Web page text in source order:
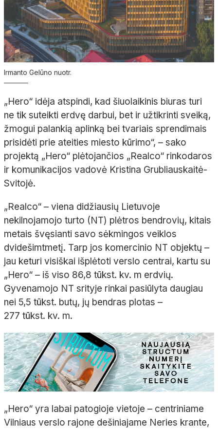
Irmanto Gelūno nuotr.
„Hero“ idėja atspindi, kad šiuolaikinis biuras turi
ne tik suteikti erdvę darbui, bet ir užtikrinti sveiką,
žmogui palankią aplinką bei tvariais sprendimais
prisidėti prie ateities miesto kūrimo“, – sako
projektą „Hero“ plėtojančios „Realco“ rinkodaros
ir komunikacijos vadovė Kristina Grubliauskaitė-
Svitojė.
„Realco“ – viena didžiausių Lietuvoje
nekilnojamojo turto (NT) plėtros bendrovių, kitais
metais švęsianti savo sėkmingos veiklos
dvidešimtmetį. Tarp jos komercinio NT objektų –
jau keturi visiškai išplėtoti verslo centrai, kartu su
„Hero“ – iš viso 86,8 tūkst. kv. m erdvių.
Gyvenamojo NT srityje rinkai pasiūlyta daugiau
nei 5,5 tūkst. butų, jų bendras plotas –
277 tūkst. kv. m.
„Hero“ yra labai patogioje vietoje – centriniame
Vilniaus verslo rajone dešiniajame Neries krante,